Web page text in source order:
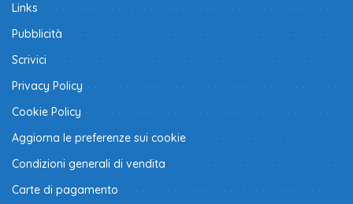
Links
Pubblicità
Scrivici
Privacy Policy
Cookie Policy
Aggiorna le preferenze sui cookie
Condizioni generali di vendita
Carte di pagamento